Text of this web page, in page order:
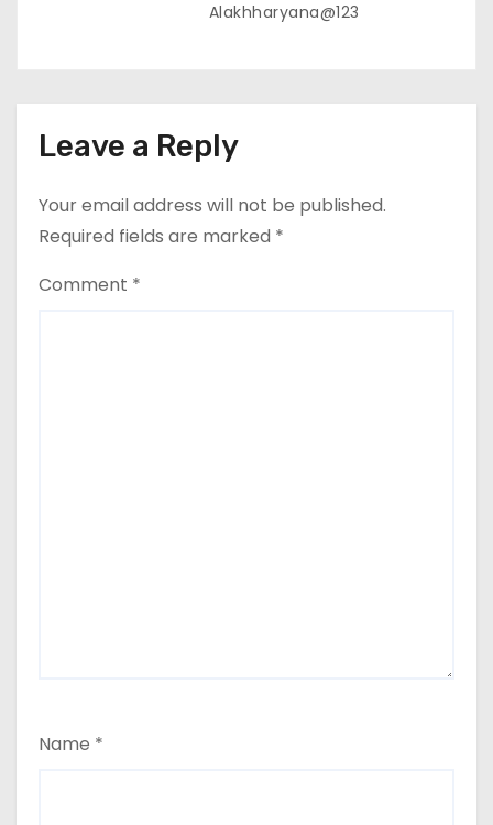
Alakhharyana@123
Leave a Reply
Your email address will not be published.
Required fields are marked *
Comment *
Name *